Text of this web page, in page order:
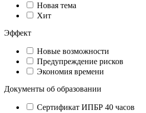
Новая тема
Хит
Эффект
Новые возможности
Предупреждение рисков
Экономия времени
Документы об образовании
Сертификат ИПБР 40 часов